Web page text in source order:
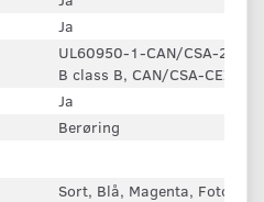
Ja
UL60950-1-CAN/CSA-22.2,
B class B, CAN/CSA-CEI/
Ja
Berøring
Sort, Blå, Magenta, Foto